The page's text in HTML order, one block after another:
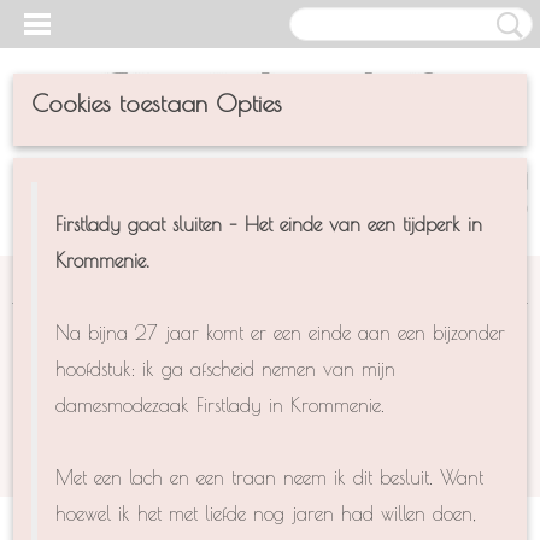
Geen producten
(0)
producten.
Cookies toestaan Opties
Firstlady gaat sluiten – Het einde van een tijdperk in
Krommenie.
Na bijna 27 jaar komt er een einde aan een bijzonder
hoofdstuk: ik ga afscheid nemen van mijn
damesmodezaak Firstlady in Krommenie.
Met een lach en een traan neem ik dit besluit. Want
hoewel ik het met liefde nog jaren had willen doen,